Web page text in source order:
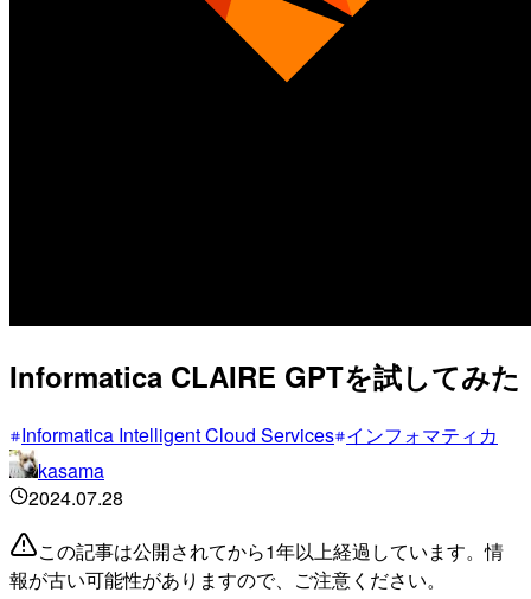
Informatica CLAIRE GPTを試してみた
Informatica Intelligent Cloud Services インフォマティカ
kasama
2024.07.28
この記事は公開されてから1年以上経過しています。情
報が古い可能性がありますので、ご注意ください。